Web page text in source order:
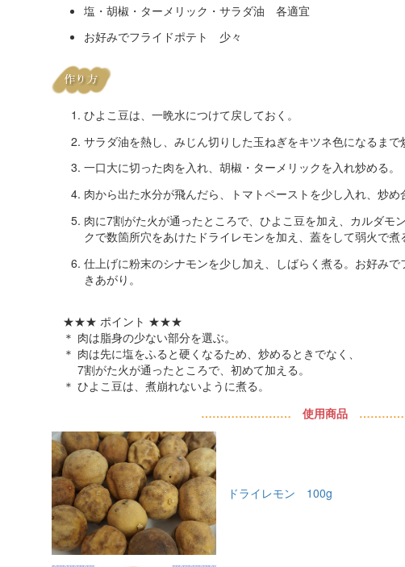
塩・胡椒・ターメリック・サラダ油 各適宜
お好みでフライドポテト 少々
ひよこ豆は、一晩水につけて戻しておく。
サラダ油を熱し、みじん切りした玉ねぎをキツネ色になるまで
一口大に切った肉を入れ、胡椒・ターメリックを入れ炒める。
肉から出た水分が飛んだら、トマトペーストを少し入れ、炒め
肉に7割がた火が通ったところで、ひよこ豆を加え、カルダモ
クで数箇所穴をあけたドライレモンを加え、蓋をして弱火で煮
仕上げに粉末のシナモンを少し加え、しばらく煮る。お好み
きあがり。
★★★ ポイント ★★★
＊ 肉は脂身の少ない部分を選ぶ。
＊ 肉は先に塩をふると硬くなるため、炒めるときでなく、
7割がた火が通ったところで、初めて加える。
＊ ひよこ豆は、煮崩れないように煮る。
……………………使用商品
ドライレモン 100g